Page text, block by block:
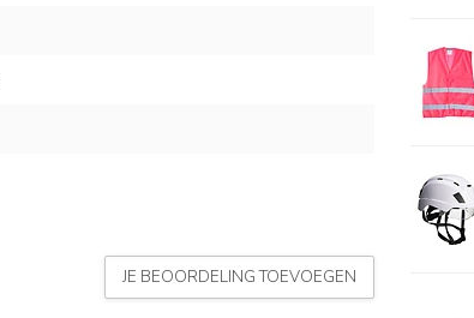
JE BEOORDELING TOEVOEGEN